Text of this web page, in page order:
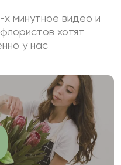
минутное видео и
хотят
у нас